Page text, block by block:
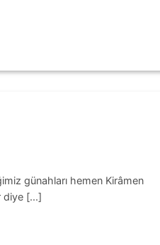
günahları hemen Kirâmen
diye [...]